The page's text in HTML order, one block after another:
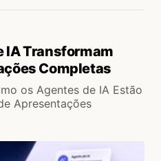
IA Transformam
Completas
os Agentes de IA Estão
Apresentações